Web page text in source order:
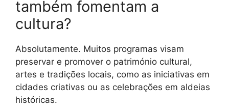
também fomentam a
cultura?
Absolutamente. Muitos programas visam
preservar e promover o património cultural,
artes e tradições locais, como as iniciativas em
cidades criativas ou as celebrações em aldeias
históricas.